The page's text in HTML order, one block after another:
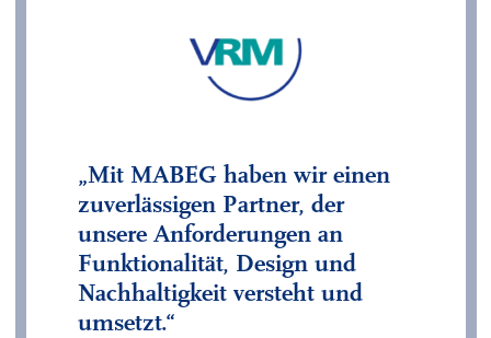
„Mit MABEG haben wir einen
zuverlässigen Partner, der
unsere Anforderungen an
Funktionalität, Design und
Nachhaltigkeit versteht und
umsetzt.“